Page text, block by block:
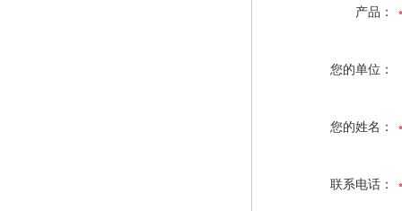
产品：
您的单位：
您的姓名：
联系电话：